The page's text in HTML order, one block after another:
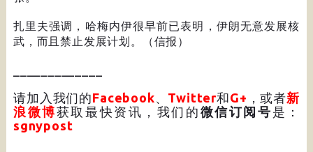
扎里夫强调，哈梅内伊很早前已表明，伊朗无意发展核
武，而且禁止发展计划。（信报）
请加入我们的Facebook、 Twitter和G+ ，或者新
浪微博获取最快资讯，我们的 微信订阅号 是：
sgnypost